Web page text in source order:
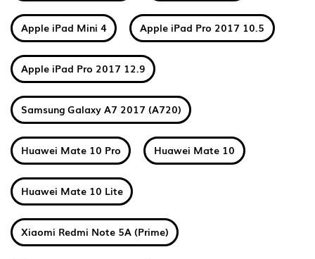
Apple iPad Mini 4 Apple iPad Pro 2017 10.5
Apple iPad Pro 2017 12.9
Samsung Galaxy A7 2017 (A720)
Huawei Mate 10 Pro Huawei Mate 10
Huawei Mate 10 Lite
Xiaomi Redmi Note 5A (Prime)